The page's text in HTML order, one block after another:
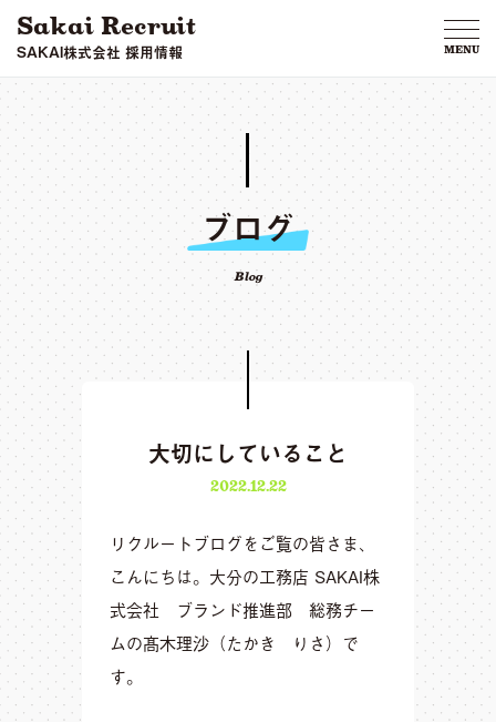
Sakai Recruit
SAKAI株式会社 採用情報 MENU
ブログ
Blog
大切にしていること
2022.12.22
リクルートブログをご覧の皆さま、
こんにちは。 大分の工務店 SAKAI株
式会社 ブランド推進部 総務チー
ムの髙木理沙（たかき りさ） で
す。